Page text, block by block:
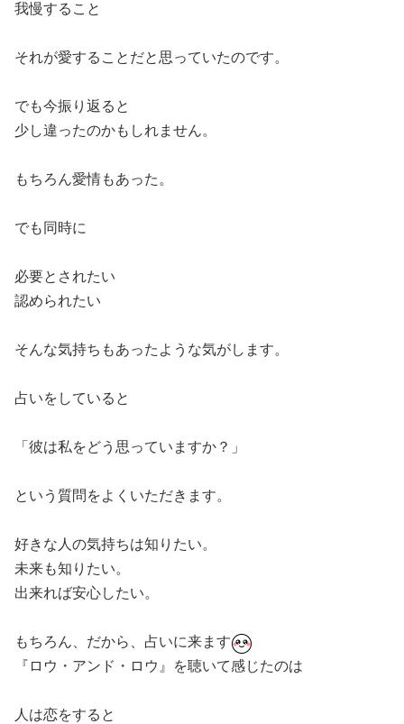
我慢すること
それが愛することだと思っていたのです。
でも今振り返ると
少し違ったのかもしれません。
もちろん愛情もあった。
でも同時に
必要とされたい
認められたい
そんな気持ちもあったような気がします。
占いをしていると
「彼は私をどう思っていますか？」
という質問をよくいただきます。
好きな人の気持ちは知りたい。
未来も知りたい。
出来れば安心したい。
もちろん、だから、占いに来ます
『ロウ・アンド・ロウ』を聴いて感じたのは
人は恋をすると